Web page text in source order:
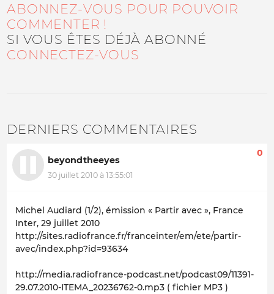
ABONNEZ-VOUS POUR POUVOIR
COMMENTER !
SI VOUS ÊTES DÉJÀ ABONNÉ
CONNECTEZ-VOUS
DERNIERS COMMENTAIRES
beyondtheeyes
30 juillet 2010 à 13:55:01
0
Michel Audiard (1/2), émission « Partir avec », France
Inter, 29 juillet 2010
http://sites.radiofrance.fr/franceinter/em/ete/partir-
avec/index.php?id=93634
http://media.radiofrance-podcast.net/podcast09/11391-
29.07.2010-ITEMA_20236762-0.mp3 ( fichier MP3 )